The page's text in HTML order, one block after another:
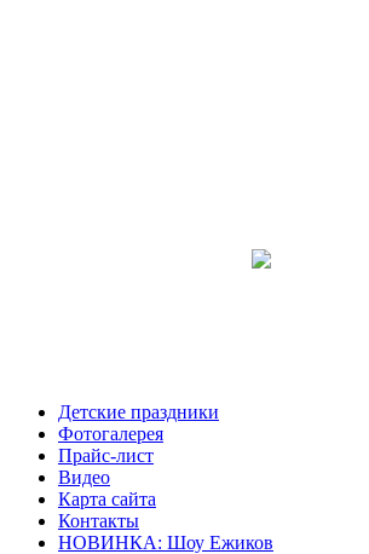
Детские праздники
Фотогалерея
Прайс-лист
Видео
Карта сайта
Контакты
НОВИНКА: Шоу Ежиков